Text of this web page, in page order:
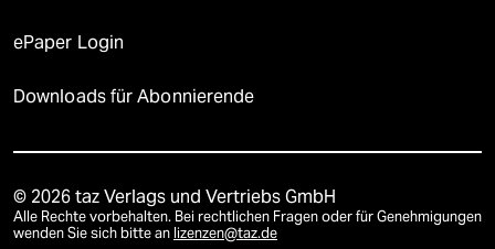
ePaper Login
Downloads für Abonnierende
© 2026 taz Verlags und Vertriebs GmbH
Alle Rechte vorbehalten. Bei rechtlichen Fragen oder für Genehmigungen
wenden Sie sich bitte an lizenzen@taz.de